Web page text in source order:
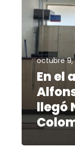
octubre 9,
En el
llegó